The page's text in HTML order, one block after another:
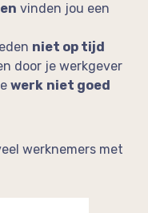
vinden jou een
niet op tijd
door je werkgever
werk niet goed
werknemers met